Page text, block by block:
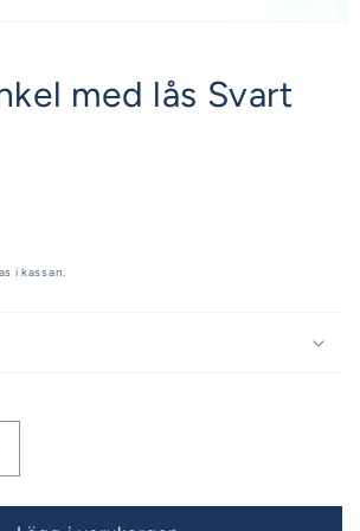
med lås Svart
i kassan.